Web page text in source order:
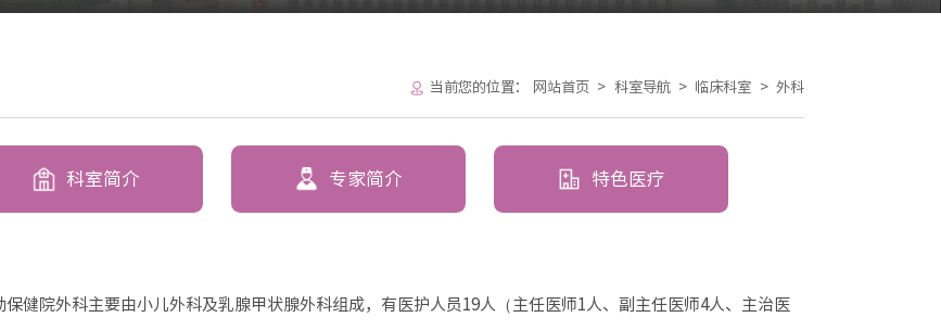
当前您的位置： 网站首页 > 科室导航 > 临床科室 > 外科
科室简介 专家简介 特色医疗
保健院外科主要由小儿外科及乳腺甲状腺外科组成，有医护人员19人（主任医师1人、副主任医师4人、主治医